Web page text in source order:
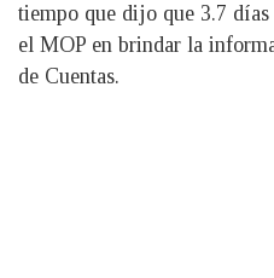
tiempo que dijo que 3.7
el MOP en brindar la
de Cuentas.